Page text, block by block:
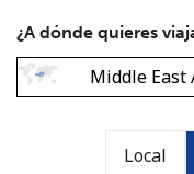
¿A dónde quieres
Local